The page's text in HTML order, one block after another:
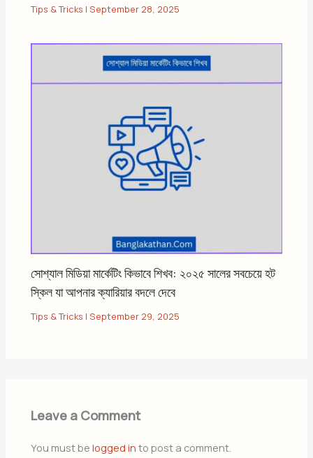
Tips & Tricks |September 28, 2025
সোশ্যাল মিডিয়া মার্কেটিং কিভাবে শিখব: ২০২৫ সালের সবচেয়ে হট
স্কিল যা আপনার ক্যারিয়ার বদলে দেবে
Tips & Tricks |September 29, 2025
Leave a Comment
You must belogged in to post a comment.